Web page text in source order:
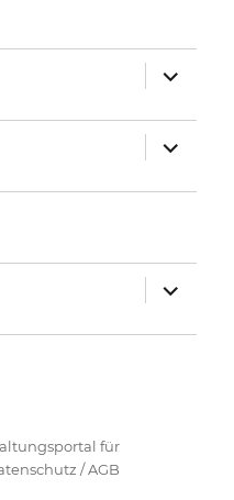
anzeigen
anzeigen
anzeigen
für
/AGB